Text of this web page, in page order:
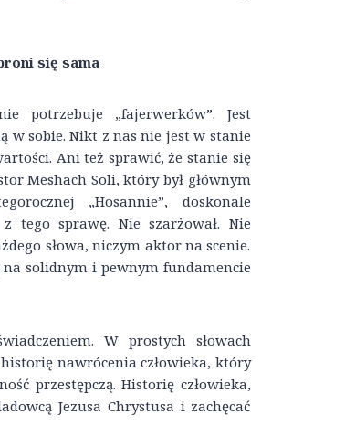
się sama
potrzebuje „fajerwerków”. Jest
w sobie. Nikt z nas nie jest w stanie
Ani też sprawić, że stanie się
Meshach Soli, który był głównym
„Hosannie”, doskonale
z tego sprawę. Nie szarżował. Nie
słowa, niczym aktor na scenie.
na solidnym i pewnym fundamencie
W prostych słowach
nawrócenia człowieka, który
przestępczą. Historię człowieka,
Jezusa Chrystusa i zachęcać